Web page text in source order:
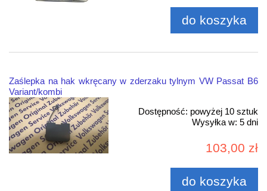
do koszyka
Zaślepka na hak wkręcany w zderzaku tylnym VW Passat B6
Variant/kombi
Dostępność: powyżej 10 sztuk
Wysyłka w: 5 dni
103,00 zł
do koszyka